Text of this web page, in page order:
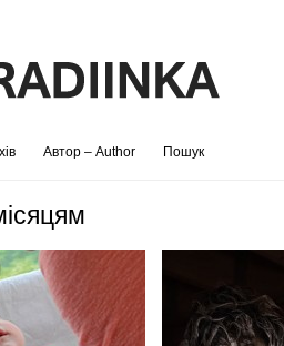
Автор – Author Пошук